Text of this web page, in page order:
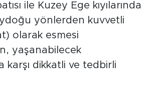
ile Kuzey Ege kıyılarında
yönlerden kuvvetli
olarak esmesi
yaşanabilecek
karşı dikkatli ve tedbirli